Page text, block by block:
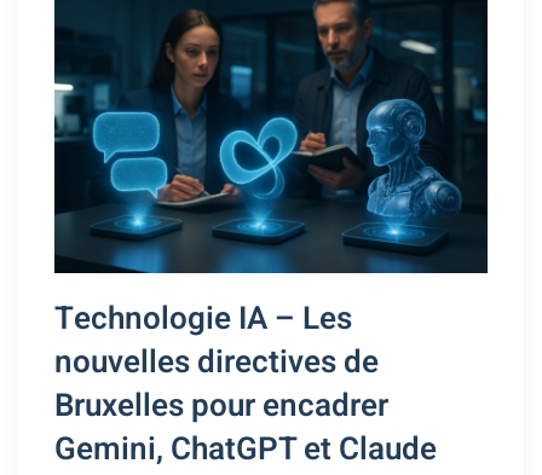
Technologie IA – Les
nouvelles directives de
Bruxelles pour encadrer
Gemini, ChatGPT et Claude